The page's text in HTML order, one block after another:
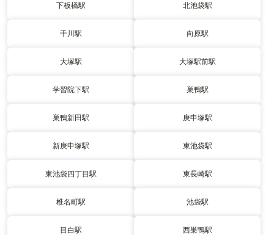
下板橋駅 北池袋駅
千川駅 向原駅
大塚駅 大塚駅前駅
学習院下駅 巣鴨駅
巣鴨新田駅 庚申塚駅
新庚申塚駅 東池袋駅
東池袋四丁目駅 東長崎駅
椎名町駅 池袋駅
目白駅 西巣鴨駅